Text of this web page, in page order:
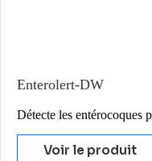
Enterolert-DW
Détecte les entérocoques
Voir le produit